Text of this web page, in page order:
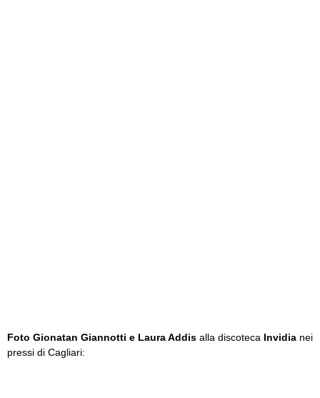
Foto Gionatan Giannotti e Laura Addis alla discoteca Invidia nei
pressi di Cagliari: